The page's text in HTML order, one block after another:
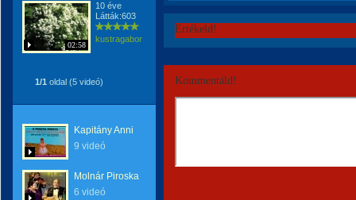
02:58
10 éve
Látták:603
kustragabor
1/1 oldal (5 videó)
Kapitány Anni
9 videó
Molnár Piroska
6 videó
Értékeld!
Kommentáld!